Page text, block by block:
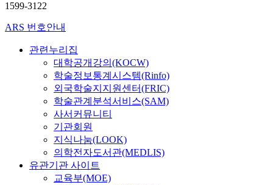
1599-3122
ARS 번호안내
관련누리집
대학공개강의(KOCW)
학술정보통계시스템(Rinfo)
외국학술지지원센터(FRIC)
학술관계분석서비스(SAM)
사서커뮤니티
기관회원
지식나눔(LOOK)
의학전자도서관(MEDLIS)
유관기관 사이트
교육부(MOE)